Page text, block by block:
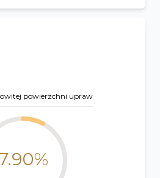
powierzchni upraw